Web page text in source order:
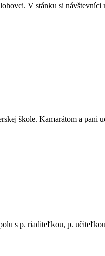
V stánku si
škole. Kamarátom a pani
s p. riaditeľkou, p.